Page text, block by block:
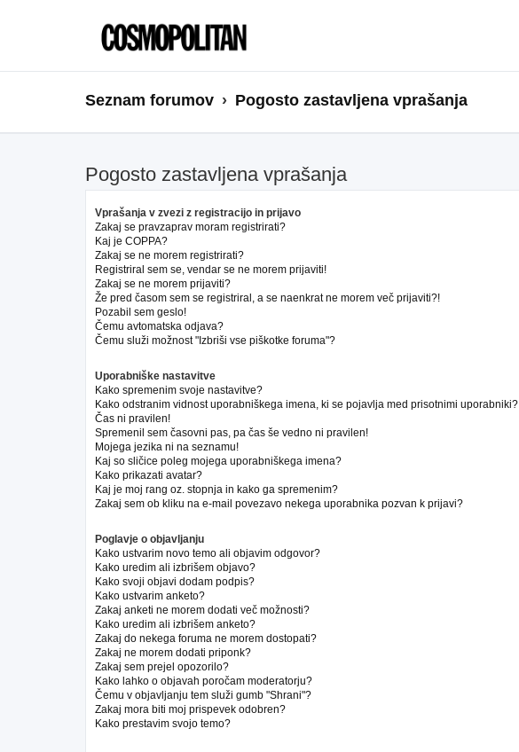
Seznam forumov Pogosto zastavljena vprašanja
Pogosto zastavljena vprašanja
Vprašanja v zvezi z registracijo in prijavo
Zakaj se pravzaprav moram registrirati?
Kaj je COPPA?
Zakaj se ne morem registrirati?
Registriral sem se, vendar se ne morem prijaviti!
Zakaj se ne morem prijaviti?
Že pred časom sem se registriral, a se naenkrat ne morem več prijaviti?!
Pozabil sem geslo!
Čemu avtomatska odjava?
Čemu služi možnost "Izbriši vse piškotke foruma"?
Uporabniške nastavitve
Kako spremenim svoje nastavitve?
Kako odstranim vidnost uporabniškega imena, ki se pojavlja med prisotnimi uporabniki?
Čas ni pravilen!
Spremenil sem časovni pas, pa čas še vedno ni pravilen!
Mojega jezika ni na seznamu!
Kaj so sličice poleg mojega uporabniškega imena?
Kako prikazati avatar?
Kaj je moj rang oz. stopnja in kako ga spremenim?
Zakaj sem ob kliku na e-mail povezavo nekega uporabnika pozvan k prijavi?
Poglavje o objavljanju
Kako ustvarim novo temo ali objavim odgovor?
Kako uredim ali izbrišem objavo?
Kako svoji objavi dodam podpis?
Kako ustvarim anketo?
Zakaj anketi ne morem dodati več možnosti?
Kako uredim ali izbrišem anketo?
Zakaj do nekega foruma ne morem dostopati?
Zakaj ne morem dodati priponk?
Zakaj sem prejel opozorilo?
Kako lahko o objavah poročam moderatorju?
Čemu v objavljanju tem služi gumb "Shrani"?
Zakaj mora biti moj prispevek odobren?
Kako prestavim svojo temo?